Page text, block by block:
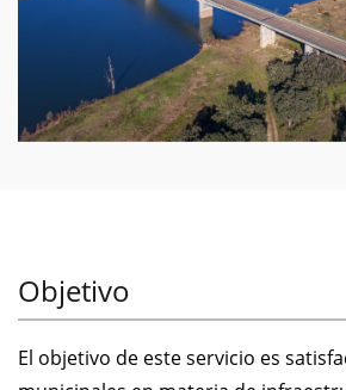
Objetivo
El objetivo de este servicio es